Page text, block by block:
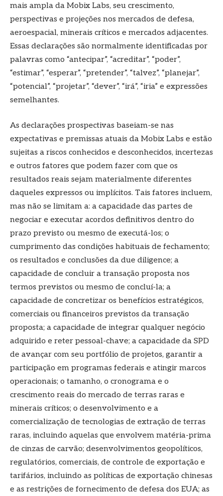
mais ampla da Mobix Labs, seu crescimento,
perspectivas e projeções nos mercados de defesa,
aeroespacial, minerais críticos e mercados adjacentes.
Essas declarações são normalmente identificadas por
palavras como “antecipar”, “acreditar”, “poder”,
“estimar”, “esperar”, “pretender”, “talvez”, “planejar”,
“potencial”, “projetar”, “dever”, “irá”, “iria” e expressões
semelhantes.
As declarações prospectivas baseiam-se nas
expectativas e premissas atuais da Mobix Labs e estão
sujeitas a riscos conhecidos e desconhecidos, incertezas
e outros fatores que podem fazer com que os
resultados reais sejam materialmente diferentes
daqueles expressos ou implícitos. Tais fatores incluem,
mas não se limitam a: a capacidade das partes de
negociar e executar acordos definitivos dentro do
prazo previsto ou mesmo de executá-los; o
cumprimento das condições habituais de fechamento;
os resultados e conclusões da due diligence; a
capacidade de concluir a transação proposta nos
termos previstos ou mesmo de concluí-la; a
capacidade de concretizar os benefícios estratégicos,
comerciais ou financeiros previstos da transação
proposta; a capacidade de integrar qualquer negócio
adquirido e reter pessoal-chave; a capacidade da SPD
de avançar com seu portfólio de projetos, garantir a
participação em programas federais e atingir marcos
operacionais; o tamanho, o cronograma e o
crescimento reais do mercado de terras raras e
minerais críticos; o desenvolvimento e a
comercialização de tecnologias de extração de terras
raras, incluindo aquelas que envolvem matéria-prima
de cinzas de carvão; desenvolvimentos geopolíticos,
regulatórios, comerciais, de controle de exportação e
tarifários, incluindo as políticas de exportação chinesas
e as restrições de fornecimento de defesa dos EUA; as